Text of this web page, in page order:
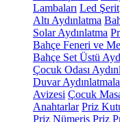
Lambaları Led Şerit
Altı Aydınlatma
Solar Aydınlatma
Bahçe Feneri ve
Bahçe Set Üstü
Çocuk Odası
Duvar
Avizesi Çocuk
Anahtarlar Priz
Priz Nümeris Priz